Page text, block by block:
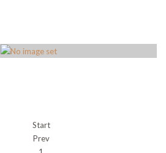
Start
Prev